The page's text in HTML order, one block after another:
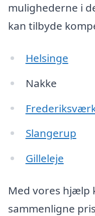
mulighederne i
kan tilbyde
Helsinge
Nakke
Slangerup
Gilleleje
Med vores hjælp
sammenligne